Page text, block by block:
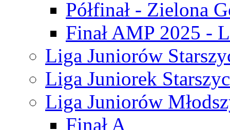
Półfinał - Zielona
Finał AMP 2025 -
Liga Juniorów
Liga Juniorek
Liga Juniorów
Finał A